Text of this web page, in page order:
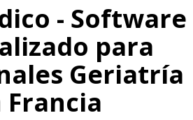
- Software
para
Geriatría
Francia